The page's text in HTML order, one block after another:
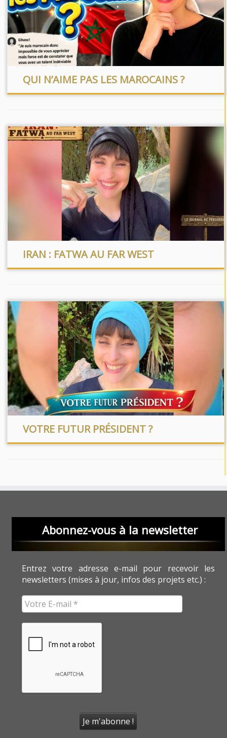
QUI N’AIME PAS LES MAROCAINS ?
IRAN : FATWA AU FAR WEST
VOTRE FUTUR PRÉSIDENT ?
Abonnez-vous à la newsletter
Entrez votre adresse e-mail pour recevoir les
newsletters (mises à jour, infos des projets etc.) :